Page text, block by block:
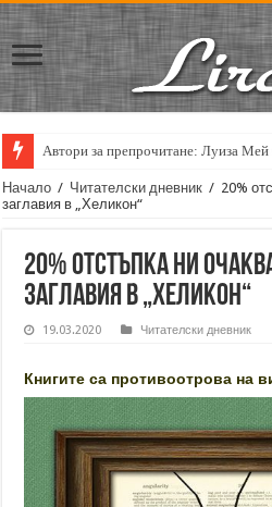
Кирил Кадийски: „Плачът на
Начало / Читателски дневник / 20%
заглавия в „Хеликон“
20% отстъпка ни
заглавия в „Хеликон“
19.03.2020 Читателски дневник
Книгите са противоотрова на